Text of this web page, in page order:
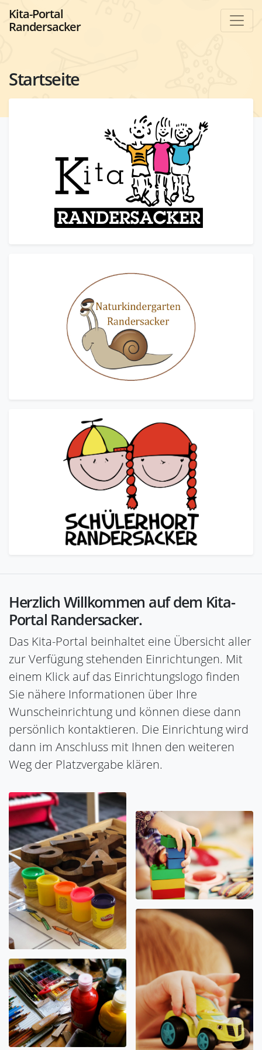
Kita-Portal
Randersacker
Startseite
Herzlich Willkommen auf dem Kita-
Portal Randersacker.
Das Kita-Portal beinhaltet eine Übersicht aller
zur Verfügung stehenden Einrichtungen. Mit
einem Klick auf das Einrichtungslogo finden
Sie nähere Informationen über Ihre
Wunscheinrichtung und können diese dann
persönlich kontaktieren. Die Einrichtung wird
dann im Anschluss mit Ihnen den weiteren
Weg der Platzvergabe klären.